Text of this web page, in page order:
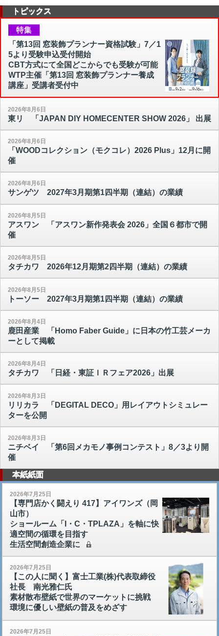
トピックス
特集
「第13回 窓装飾プランナー資格試験」7／1
5より受験申込受付開始
CBT方式にて全国どこからでも受験が可能
WTP主催「第13回 窓装飾プランナー養成
講座」受講者受付中
2026年8月6日
東リ 「JAPAN DIY HOMECENTER SHOW 2026」 出展
2026年8月6日
「WOODコレクション（モクコレ）2026 Plus」12月に開
催
2026年8月6日
サンゲツ 2027年3月期第1四半期（連結）の業績
2026年8月5日
アスワン 「アスワン新作発表会 2026」全国６都市で開
催
2026年8月5日
タチカワ 2026年12月期第2四半期（連結）の業績
2026年8月5日
トーソー 2027年3月期第1四半期（連結）の業績
2026年8月4日
鹿田産業 「Homo Faber Guide」に日本の竹工芸メーカ
ーとして掲載
2026年8月4日
タチカワ 「日経・東証ＩＲフェア2026」出展
2026年8月3日
リリカラ 「DEGITAL DECO」用レイアウトシミュレー
ターを公開
2026年8月3日
ニチベイ 「第6回メカモノ事例コンテスト」8／3より開
催
本紙紙面
2026年7月25日
【専門店かく闘えり 417】アイワンズ（岡
山市）
ショールーム「I・C・TPLAZA」を軸に快
適空間の循環を目指す
生活空間創造企業に
2026年7月25日
【この人に聞く】富士工業(株)代表取締役
社長 南光雅仁氏
素材散布壁紙で世界のマーケットに挑戦
環境に優しい壁紙の普及をめざす
2026年7月25日